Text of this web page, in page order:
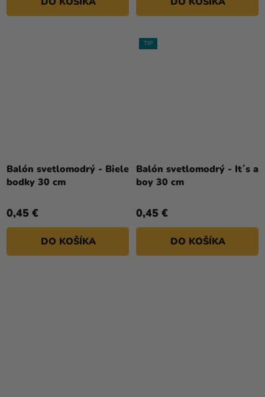
Balón svetlomodrý - Biele
bodky 30 cm
0,45 €
DO KOŠÍKA
TIP
Balón svetlomodrý - It´s a
boy 30 cm
0,45 €
DO KOŠÍKA